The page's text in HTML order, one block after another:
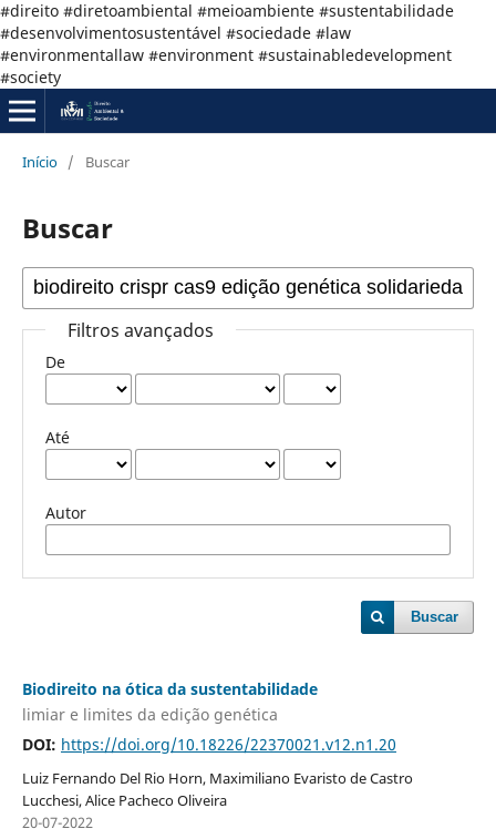
#direito #diretoambiental #meioambiente #sustentabilidade
#desenvolvimentosustentável #sociedade #law
#environmentallaw #environment #sustainabledevelopment
#society
Início / Buscar
Buscar
Filtros avançados
De
Até
Autor
Buscar
Biodireito na ótica da sustentabilidade
limiar e limites da edição genética
DOI: https://doi.org/10.18226/22370021.v12.n1.20
Luiz Fernando Del Rio Horn, Maximiliano Evaristo de Castro
Lucchesi, Alice Pacheco Oliveira
20-07-2022